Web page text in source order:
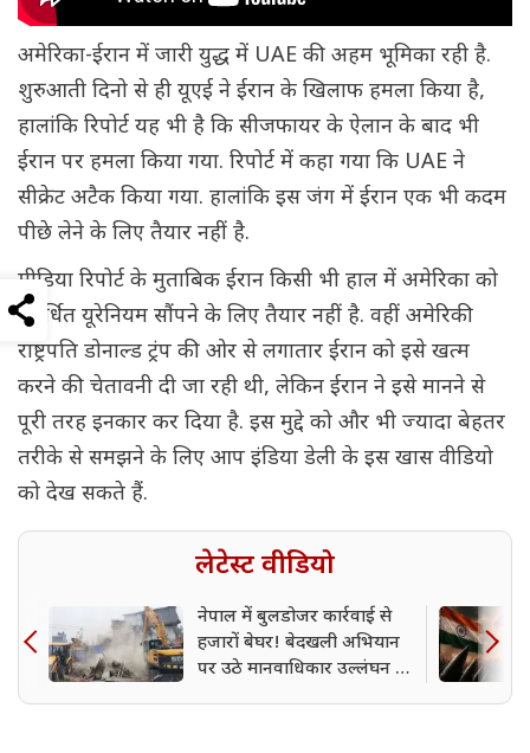
अमेरिका-ईरान में जारी युद्ध में UAE की अहम भूमिका रही है.
शुरुआती दिनो से ही यूएई ने ईरान के खिलाफ हमला किया है,
हालांकि रिपोर्ट यह भी है कि सीजफायर के ऐलान के बाद भी
ईरान पर हमला किया गया. रिपोर्ट में कहा गया कि UAE ने
सीक्रेट अटैक किया गया. हालांकि इस जंग में ईरान एक भी कदम
पीछे लेने के लिए तैयार नहीं है.
मीडिया रिपोर्ट के मुताबिक ईरान किसी भी हाल में अमेरिका को
संवर्धित यूरेनियम सौंपने के लिए तैयार नहीं है. वहीं अमेरिकी
राष्ट्रपति डोनाल्ड ट्रंप की ओर से लगातार ईरान को इसे खत्म
करने की चेतावनी दी जा रही थी, लेकिन ईरान ने इसे मानने से
पूरी तरह इनकार कर दिया है. इस मुद्दे को और भी ज्यादा बेहतर
तरीके से समझने के लिए आप इंडिया डेली के इस खास वीडियो
को देख सकते हैं.
लेटेस्ट वीडियो
नेपाल में बुलडोजर कार्रवाई से
हजारों बेघर! बेदखली अभियान
पर उठे मानवाधिकार उल्लंघन के